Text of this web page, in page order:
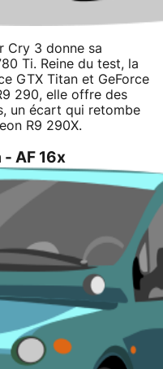
Cry 3 donne sa
Ti. Reine du test, la
GTX Titan et GeForce
290, elle offre des
un écart qui retombe
R9 290X.
AF 16x